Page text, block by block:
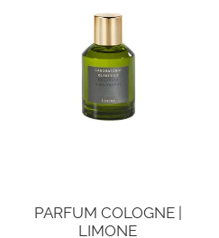
PARFUM COLOGNE |
LIMONE